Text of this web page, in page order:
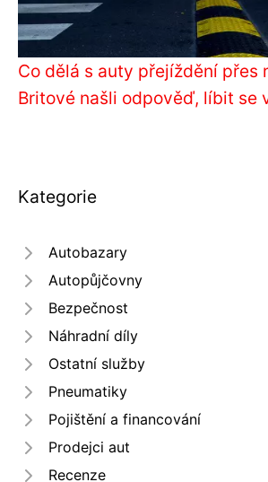
Co dělá s auty přejíždění přes
Britové našli odpověď, líbit se
Kategorie
Autobazary
Autopůjčovny
Bezpečnost
Náhradní díly
Ostatní služby
Pneumatiky
Pojištění a financování
Prodejci aut
Recenze